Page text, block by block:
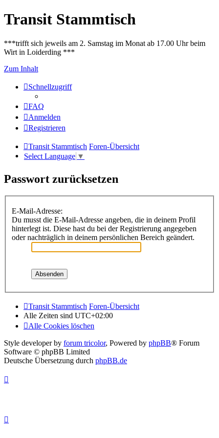
Transit Stammtisch
***trifft sich jeweils am 2. Samstag im Monat ab 17.00 Uhr beim
Wirt in Loiderding ***
Zum Inhalt
Schnellzugriff
FAQ
Anmelden
Registrieren
Transit Stammtisch Foren-Übersicht
Select Language ▼
Passwort zurücksetzen
E-Mail-Adresse:
Du musst die E-Mail-Adresse angeben, die in deinem Profil
hinterlegt ist. Diese hast du bei der Registrierung angegeben
oder nachträglich in deinem persönlichen Bereich geändert.
Transit Stammtisch Foren-Übersicht
Alle Zeiten sind UTC+02:00
Alle Cookies löschen
Style developer by forum tricolor, Powered by phpBB® Forum
Software © phpBB Limited
Deutsche Übersetzung durch phpBB.de